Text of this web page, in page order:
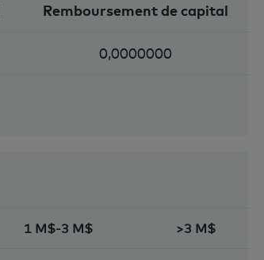
Remboursement de capital
0,0000000
1 M$-3 M$ >3 M$